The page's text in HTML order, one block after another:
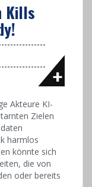
Kills
Akteure KI-
Zielen
harmlos
könnte sich
die von
oder bereits